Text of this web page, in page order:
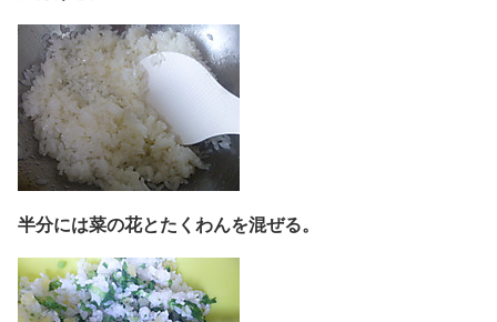
半分には菜の花とたくわんを混ぜる。